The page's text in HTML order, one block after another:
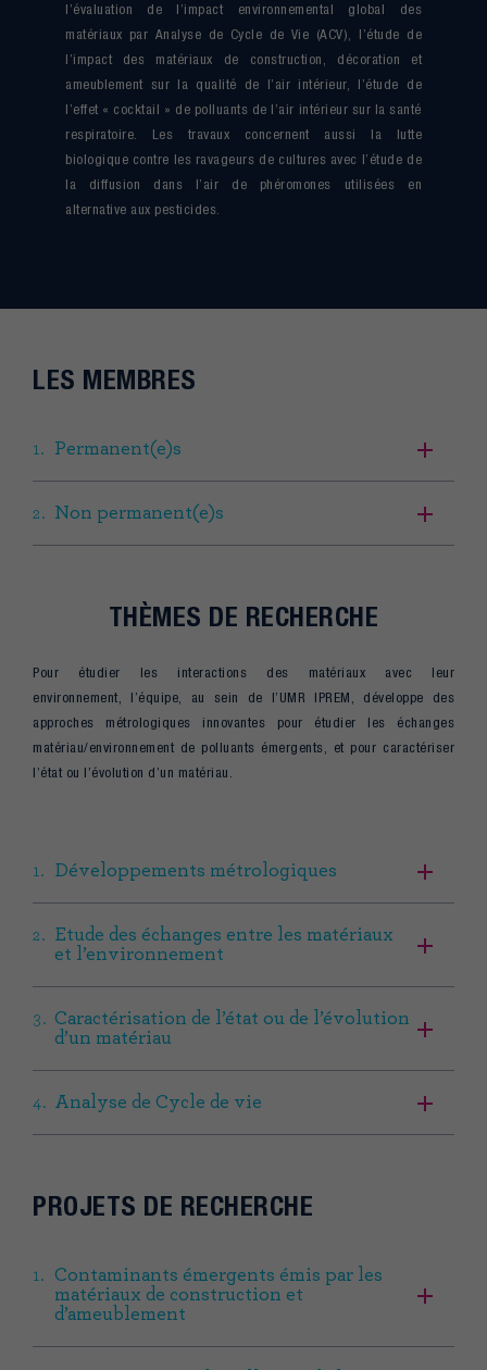
l’évaluation de l’impact environnemental global des
matériaux par Analyse de Cycle de Vie (ACV), l’étude de
l’impact des matériaux de construction, décoration et
ameublement sur la qualité de l’air intérieur, l’étude de
l’effet « cocktail » de polluants de l’air intérieur sur la santé
respiratoire. Les travaux concernent aussi la lutte
biologique contre les ravageurs de cultures avec l’étude de
la diffusion dans l’air de phéromones utilisées en
alternative aux pesticides.
LES MEMBRES
Permanent(e)s
Non permanent(e)s
THÈMES DE RECHERCHE
Pour étudier les interactions des matériaux avec leur
environnement, l’équipe, au sein de l’UMR IPREM, développe des
approches métrologiques innovantes pour étudier les échanges
matériau/environnement de polluants émergents, et pour caractériser
l’état ou l’évolution d’un matériau.
Développements métrologiques
Etude des échanges entre les matériaux
et l’environnement
Caractérisation de l’état ou de l’évolution
d’un matériau
Analyse de Cycle de vie
PROJETS DE RECHERCHE
Contaminants émergents émis par les
matériaux de construction et
d’ameublement